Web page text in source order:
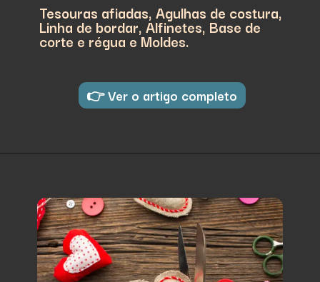
Tesouras afiadas, Agulhas de costura,
Linha de bordar, Alfinetes, Base de
corte e régua e Moldes.
👉 Ver o artigo completo